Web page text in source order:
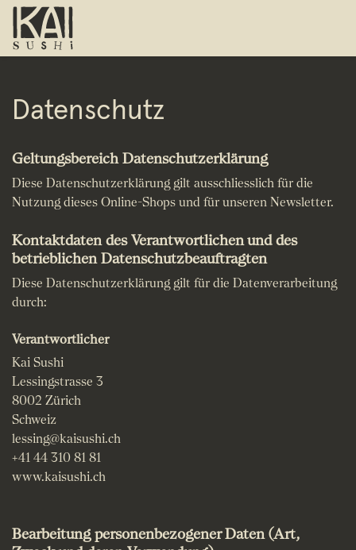
Datenschutz
Geltungsbereich Datenschutzerklärung
Diese Datenschutzerklärung gilt ausschliesslich für die
Nutzung dieses Online-Shops und für unseren Newsletter.
Kontaktdaten des Verantwortlichen und des
betrieblichen Datenschutzbeauftragten
Diese Datenschutzerklärung gilt für die Datenverarbeitung
durch:
Verantwortlicher
Kai Sushi
Lessingstrasse 3
8002 Zürich
Schweiz
lessing@kaisushi.ch
+41 44 310 81 81
www.kaisushi.ch
Bearbeitung personenbezogener Daten (Art,